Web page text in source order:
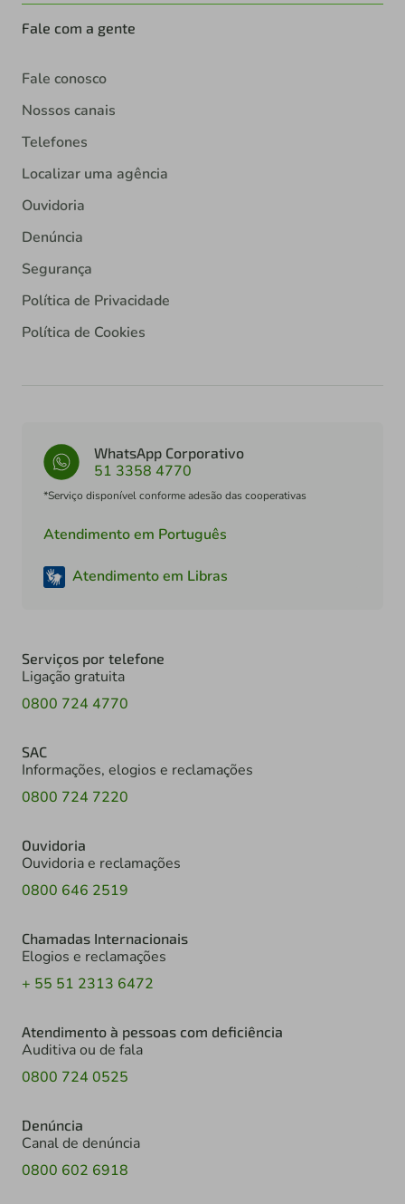
Fale com a gente
Fale conosco
Nossos canais
Telefones
Localizar uma agência
Ouvidoria
Denúncia
Segurança
Política de Privacidade
Política de Cookies
WhatsApp Corporativo
51 3358 4770
*Serviço disponível conforme adesão das cooperativas
Atendimento em Português
Atendimento em Libras
Serviços por telefone
Ligação gratuita
0800 724 4770
SAC
Informações, elogios e reclamações
0800 724 7220
Ouvidoria
Ouvidoria e reclamações
0800 646 2519
Chamadas Internacionais
Elogios e reclamações
+ 55 51 2313 6472
Atendimento à pessoas com deficiência
Auditiva ou de fala
0800 724 0525
Denúncia
Canal de denúncia
0800 602 6918